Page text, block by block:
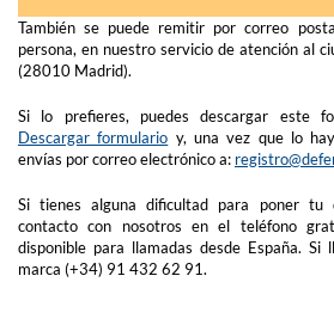
También se puede remitir por correo
persona, en nuestro servicio de atención al
(28010 Madrid).
Si lo prefieres, puedes descargar este
Descargar formulario y, una vez que lo
envías por correo electrónico a:
Si tienes alguna dificultad para poner tu
contacto con nosotros en el teléfono
disponible para llamadas desde España. Si
marca (+34) 91 432 62 91.